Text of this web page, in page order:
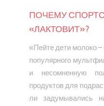
ПОЧЕМУ
«ЛАКТОВИТ»?
«Пейте дети молоко
популярного
и несомненную
продуктов для
ли задумывались